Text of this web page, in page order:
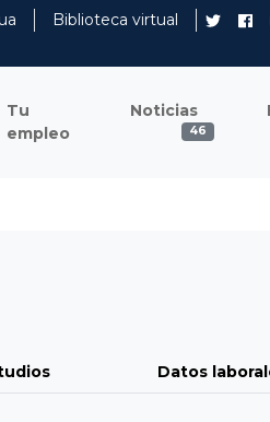
Biblioteca virtual
Tu
empleo
Noticias
46
Datos